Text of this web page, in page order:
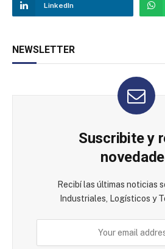
LinkedIn
NEWSLETTER
Suscribite y
Recibí las últimas noticias
Industriales, Logísticos y